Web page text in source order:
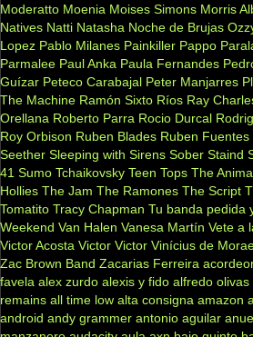
Moderatto Moenia Moises Simons Morris
Natives Natti Natasha Noche de Brujas
Lopez Pablo Milanes Painkiller Pappo
Parmalee Paul Anka Paula Fernandes
Guízar Peteco Carabajal Peter Manjarres
The Machine Ramón Sixto Ríos Ray
Orellana Roberto Parra Rocio Durcal
Roy Orbison Ruben Blades Ruben Fuentes
Seether Sleeping with Sirens Sober Staind
41 Sumo Tchaikovsky Teen Tops The
Hollies The Jam The Ramones The Script
Tomatito Tracy Chapman Tu banda pedida
Weekend Van Halen Vanesa Martín Vete a
Victor Acosta Victor Victor Vinícius de
Zac Brown Band Zacarias Ferreira
favela alex zurdo alexis y fido alfredo olivas
remains all time low alta consigna amazon
android andy grammer antonio aguilar